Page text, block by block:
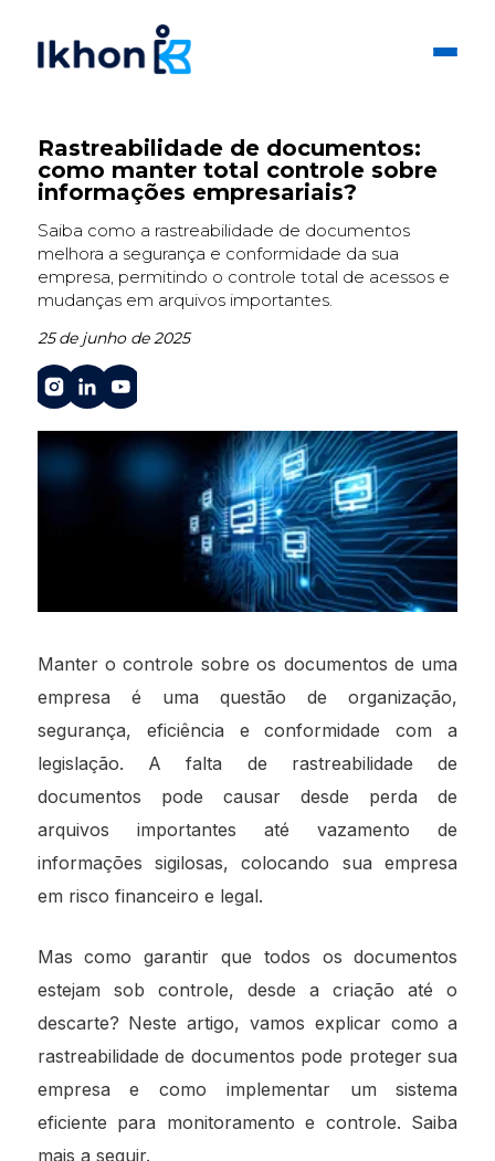
Rastreabilidade de documentos:
como manter total controle sobre
informações empresariais?
Saiba como a rastreabilidade de documentos
melhora a segurança e conformidade da sua
empresa, permitindo o controle total de acessos e
mudanças em arquivos importantes.
25 de junho de 2025
Manter o controle sobre os documentos de uma
empresa é uma questão de organização,
segurança, eficiência e conformidade com a
legislação. A falta de rastreabilidade de
documentos pode causar desde perda de
arquivos importantes até vazamento de
informações sigilosas, colocando sua empresa
em risco financeiro e legal.
Mas como garantir que todos os documentos
estejam sob controle, desde a criação até o
descarte? Neste artigo, vamos explicar como a
rastreabilidade de documentos pode proteger sua
empresa e como implementar um sistema
eficiente para monitoramento e controle. Saiba
mais a seguir.